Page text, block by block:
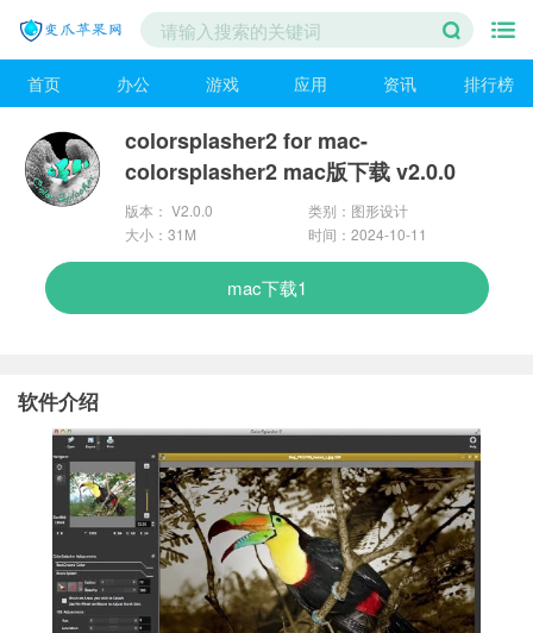
首页 办公 游戏 应用 资讯 排行榜
colorsplasher2 for mac-
colorsplasher2 mac版下载 v2.0.0
版本： V2.0.0
类别：图形设计
大小：31M
时间：2024-10-11
mac下载1
软件介绍